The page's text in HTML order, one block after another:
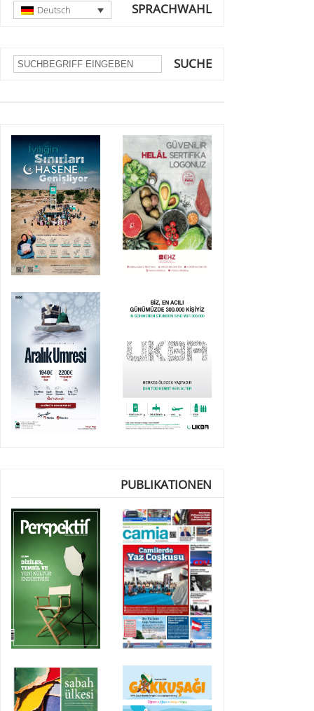
SPRACHWAHL
Deutsch
SUCHE
PUBLIKATIONEN